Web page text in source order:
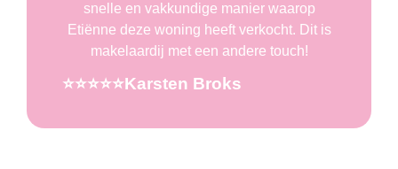
snelle en vakkundige manier waarop
Etiënne deze woning heeft verkocht. Dit is
makelaardij met een andere touch!
⭐️⭐️⭐️⭐️⭐️Karsten Broks